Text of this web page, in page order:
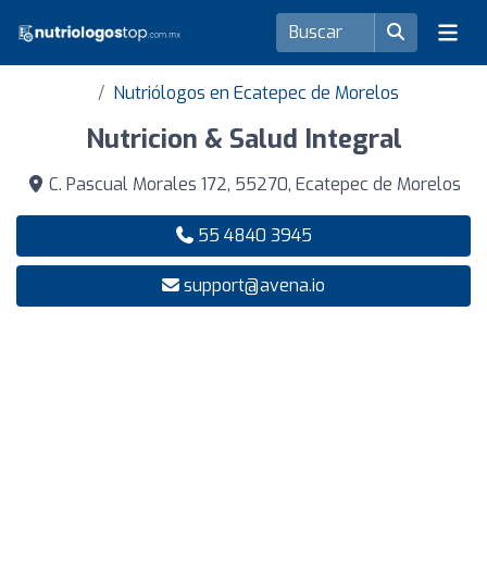
Nutriólogos en Ecatepec de Morelos
Nutricion & Salud Integral
C. Pascual Morales 172, 55270, Ecatepec de Morelos
55 4840 3945
support@avena.io